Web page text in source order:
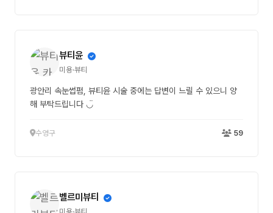
뷰티윤
미용·뷰티
광안리 속눈썹펌, 뷰티윤 시술 중에는 답변이 느릴 수 있으니 양
해 부탁드립니다 ◡̈
수영구 59
벨르미뷰티